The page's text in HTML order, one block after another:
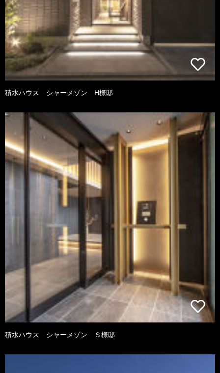
積水ハウス シャーメゾン H様邸
積水ハウス シャーメゾン Ｓ様邸